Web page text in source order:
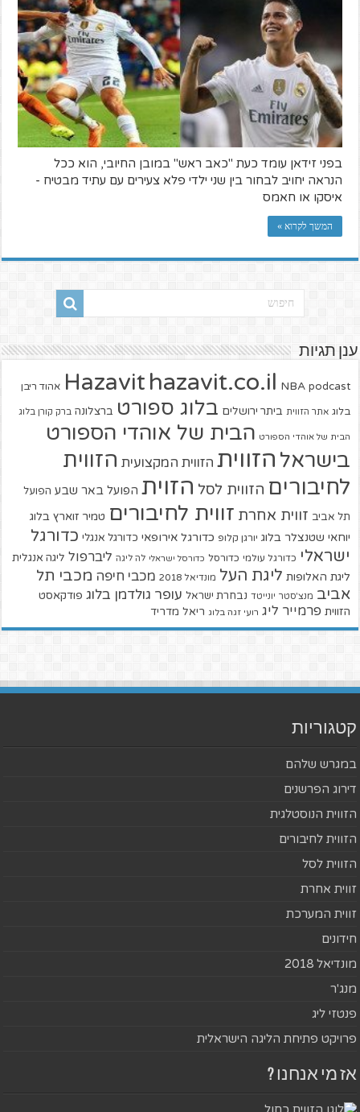
בפני זידאן עומד כעת "כאב ראש" במובן החיובי, הוא ככל
הנראה יחויב לבחור בין שני ילדי פלא צעירים עם עתיד מבטיח -
איסקו או חאמס
המשך לקרוא »
ענן תגיות
Hazavit hazavit.co.il NBA podcast אהוד ריבן
בלוג אתר הזווית ביתר ירושלים בלוג ספורט ברצלונה ברק קורן בלוג
הבית של אוהדי הספורט הבית של אוהדי הספורט
בישראל הזווית הזווית המקצועית הזווית
לחיבורים הזווית לסל הזוית הפועל באר שבע הפועל
תל אביב זווית אחרת זווית לחיבורים טמיר זוארץ בלוג
יוחאי שטנצלר בלוג יורגן קלופ כדורגל אירופאי כדורגל אנגלי כדורגל
ישראלי כדורגל עולמי כדורסל כדורסל ישראלי לה ליגה ליברפול ליגה אנגלית
ליגת האלופות ליגת העל מונדיאל 2018 מכבי חיפה מכבי תל
אביב מנצ'סטר יונייטד נבחרת ישראל עופר גולדמן בלוג פודקאסט
הזווית פרמייר ליג רועי זגה בלוג ריאל מדריד
קטגוריות
במגרש שלהם
דירוג הפרשנים
הזווית הנוסטלגית
הזווית לחיבורים
הזווית לסל
זווית אחרת
זווית המערכת
חידונים
מונדיאל 2018
מנג'ר
פנטזי ליג
פרויקט פתיחת הליגה הישראלית
אז מי אנחנו ?